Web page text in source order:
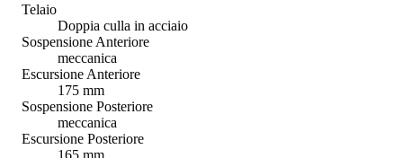
Telaio
Doppia culla in acciaio
Sospensione Anteriore
meccanica
Escursione Anteriore
175 mm
Sospensione Posteriore
meccanica
Escursione Posteriore
165 mm